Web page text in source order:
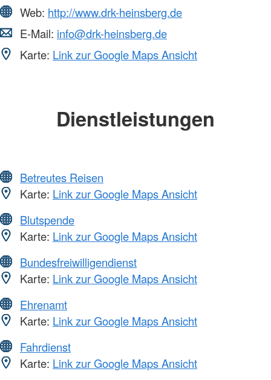
Web: http://www.drk-heinsberg.de
E-Mail: info@drk-heinsberg.de
Karte: Link zur Google Maps Ansicht
Dienstleistungen
Betreutes Reisen
Karte: Link zur Google Maps Ansicht
Blutspende
Karte: Link zur Google Maps Ansicht
Bundesfreiwilligendienst
Karte: Link zur Google Maps Ansicht
Ehrenamt
Karte: Link zur Google Maps Ansicht
Fahrdienst
Karte: Link zur Google Maps Ansicht